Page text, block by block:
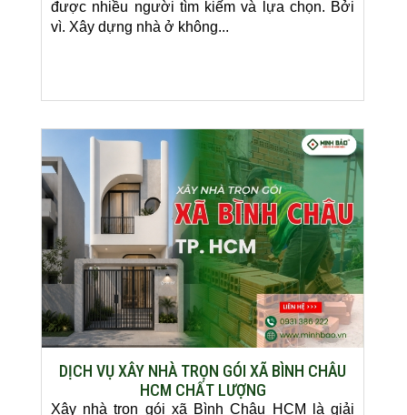
được nhiều người tìm kiếm và lựa chọn. Bởi
vì. Xây dựng nhà ở không...
DỊCH VỤ XÂY NHÀ TRỌN GÓI XÃ BÌNH CHÂU
HCM CHẤT LƯỢNG
Xây nhà trọn gói xã Bình Châu HCM là giải